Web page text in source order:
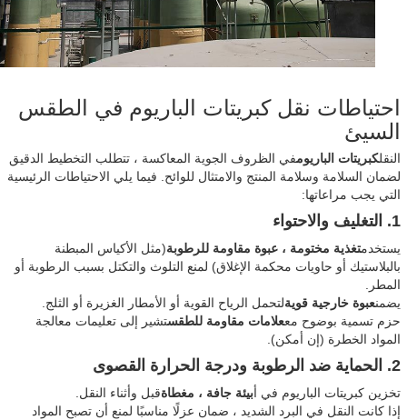
احتياطات نقل كبريتات الباريوم في الطقس
السيئ
النقلكبريتات الباريومفي الظروف الجوية المعاكسة ، تتطلب التخطيط الدقيق
لضمان السلامة وسلامة المنتج والامتثال للوائح. فيما يلي الاحتياطات الرئيسية
التي يجب مراعاتها:
1. التغليف والاحتواء
يستخدمتغذية مختومة ، عبوة مقاومة للرطوبة(مثل الأكياس المبطنة
بالبلاستيك أو حاويات محكمة الإغلاق) لمنع التلوث والتكتل بسبب الرطوبة أو
المطر.
يضمنعبوة خارجية قويةلتحمل الرياح القوية أو الأمطار الغزيرة أو الثلج.
حزم تسمية بوضوح مععلامات مقاومة للطقستشير إلى تعليمات معالجة
المواد الخطرة (إن أمكن).
2. الحماية ضد الرطوبة ودرجة الحرارة القصوى
تخزين كبريتات الباريوم في أبيئة جافة ، مغطاةقبل وأثناء النقل.
إذا كانت النقل في البرد الشديد ، ضمان عزلًا مناسبًا لمنع أن تصبح المواد